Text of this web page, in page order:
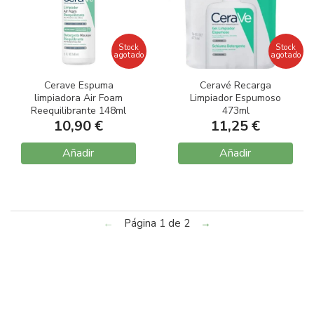
Stock
agotado
Cerave Espuma
limpiadora Air Foam
Reequilibrante 148ml
10,90 €
Añadir
Stock
agotado
Ceravé Recarga
Limpiador Espumoso
473ml
11,25 €
Añadir
← Página 1 de 2 →